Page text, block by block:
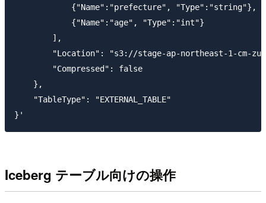
            {"Name":"prefecture", "Type":"string"},
            {"Name":"age", "Type":"int"}
        ],
"Location": "s3://stage-ap-northeast-1-cm-
        "Compressed": false
    },
    "TableType": "EXTERNAL_TABLE"
Iceberg テーブル向けの操作